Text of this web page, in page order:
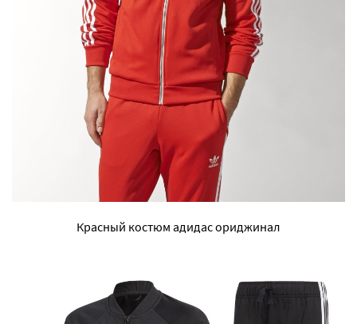
Красный костюм адидас ориджинал